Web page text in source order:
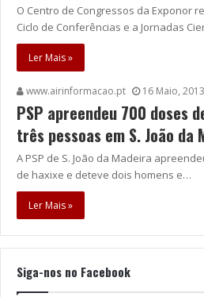
O Centro de Congressos da Exponor
Ciclo de Conferências e a Jornadas
Ler Mais »
www.airinformacao.pt 16 Maio, 2013
PSP apreendeu 700 doses
três pessoas em S. João da
A PSP de S. João da Madeira
de haxixe e deteve dois homens e…
Ler Mais »
Siga-nos no Facebook